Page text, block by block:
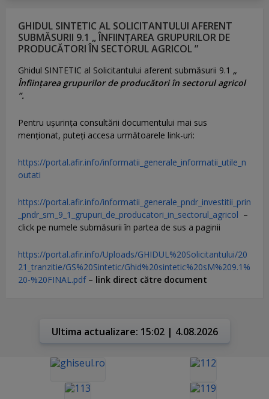
GHIDUL SINTETIC AL SOLICITANTULUI AFERENT
SUBMĂSURII 9.1 „ ÎNFIINȚAREA GRUPURILOR DE
PRODUCĂTORI ÎN SECTORUL AGRICOL ”
Ghidul SINTETIC al Solicitantului aferent submăsurii 9.1 „
Înființarea grupurilor de producători în sectorul agricol
”.
Pentru uşurinţa consultării documentului mai sus
menţionat, puteţi accesa următoarele link-uri:
https://portal.afir.info/informatii_generale_informatii_utile_n
outati
https://portal.afir.info/informatii_generale_pndr_investitii_prin
_pndr_sm_9_1_grupuri_de_producatori_in_sectorul_agricol –
click pe numele submăsurii în partea de sus a paginii
https://portal.afir.info/Uploads/GHIDUL%20Solicitantului/20
21_tranzitie/GS%20Sintetic/Ghid%20sintetic%20sM%209.1%
20-%20FINAL.pdf– link direct către document
Ultima actualizare: 15:02 | 4.08.2026